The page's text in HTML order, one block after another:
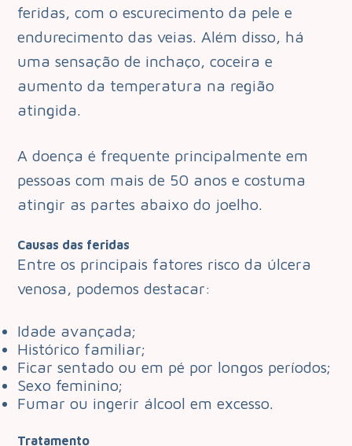
feridas, com o escurecimento da pele e
endurecimento das veias. Além disso, há
uma sensação de inchaço, coceira e
aumento da temperatura na região
atingida.
A doença é frequente principalmente em
pessoas com mais de 50 anos e costuma
atingir as partes abaixo do joelho.
Causas das feridas
Entre os principais fatores risco da úlcera
venosa, podemos destacar:
Idade avançada;
Histórico familiar;
Ficar sentado ou em pé por longos períodos;
Sexo feminino;
Fumar ou ingerir álcool em excesso.
Tratamento